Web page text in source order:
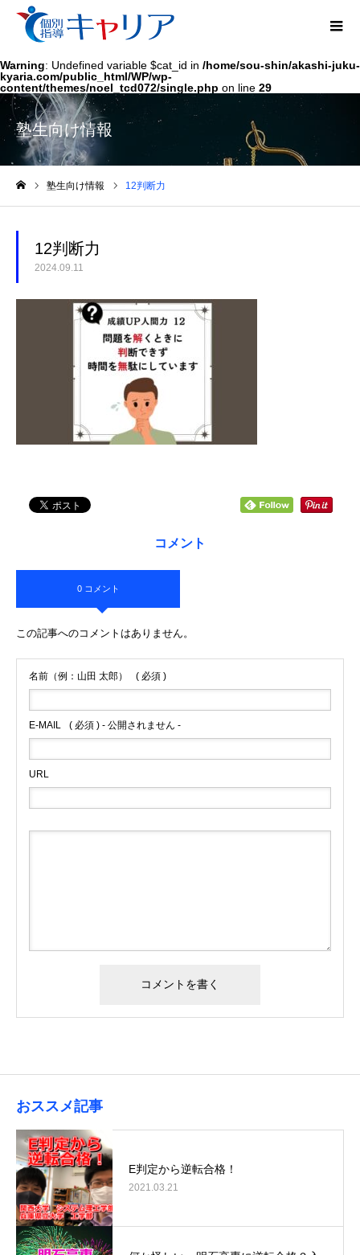
Warning: Undefined variable $cat_id in /home/sou-shin/akashi-juku-
kyaria.com/public_html/WP/wp-
content/themes/noel_tcd072/single.php on line 29
塾生向け情報
塾生向け情報 12判断力
12判断力
2024.09.11
コメント
0 コメント
この記事へのコメントはありません。
名前（例：山田 太郎） ( 必須 )
E-MAIL ( 必須 ) - 公開されません -
URL
おススメ記事
E判定から逆転合格！
2021.03.21